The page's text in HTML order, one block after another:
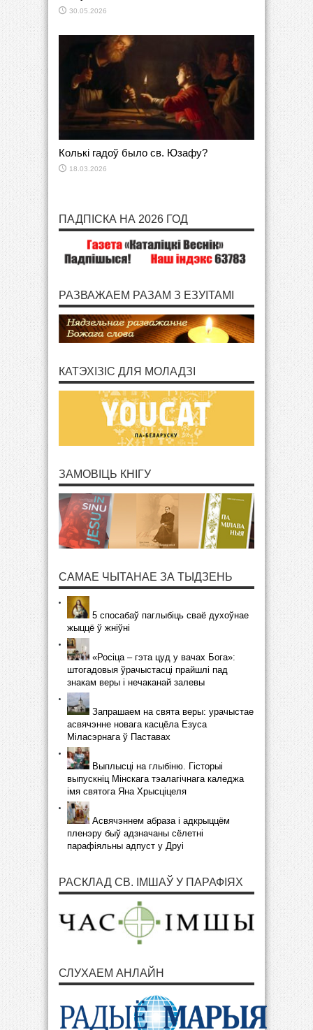
30.05.2026
Колькі гадоў было св. Юзафу?
18.03.2026
ПАДПІСКА НА 2026 ГОД
РАЗВАЖАЕМ РАЗАМ З ЕЗУІТАМІ
КАТЭХІЗІС ДЛЯ МОЛАДЗІ
ЗАМОВІЦЬ КНІГУ
САМАЕ ЧЫТАНАЕ ЗА ТЫДЗЕНЬ
5 спосабаў паглыбіць сваё духоўнае
жыццё ў жніўні
«Росіца – гэта цуд у вачах Бога»:
штогадовыя ўрачыстасці прайшлі пад
знакам веры і нечаканай залевы
Запрашаем на свята веры: урачыстае
асвячэнне новага касцёла Езуса
Міласэрнага ў Паставах
Выплысці на глыбіню. Гісторыі
выпускніц Мінскага тэалагічнага каледжа
імя святога Яна Хрысціцеля
Асвячэннем абраза і адкрыццём
пленэру быў адзначаны сёлетні
парафіяльны адпуст у Друі
РАСКЛАД СВ. ІМШАЎ У ПАРАФІЯХ
СЛУХАЕМ АНЛАЙН